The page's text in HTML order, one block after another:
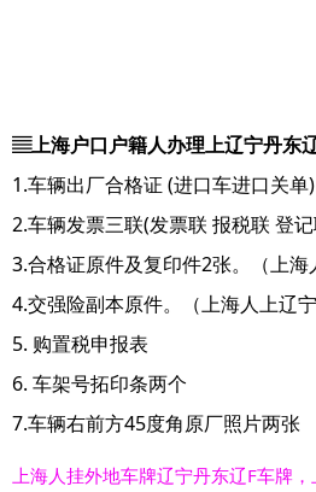
▤上海户口户籍人办理上辽宁丹东
1.车辆出厂合格证 (进口车进口关
2.车辆发票三联(发票联 报税联 登
3.合格证原件及复印件2张。（上海
4.交强险副本原件。（上海人上辽
5. 购置税申报表
6. 车架号拓印条两个
7.车辆右前方45度角原厂照片两张
上海人挂外地车牌辽宁丹东辽F车牌